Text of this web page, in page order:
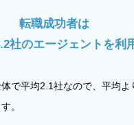
転職成功者は
社のエージェントを利
で平均2.1社なので、平均
。